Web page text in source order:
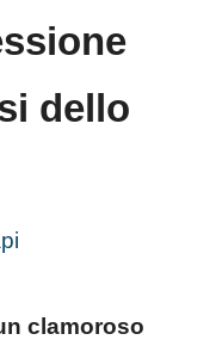
dello
clamoroso